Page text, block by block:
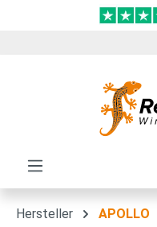
Zum Hauptinhalt springen
Hersteller APOLLO